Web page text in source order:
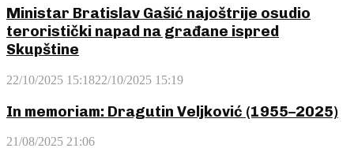
Ministar Bratislav Gašić najoštrije osudio
teroristički napad na građane ispred
Skupštine
22/10/2025 15:1822/10/2025 15:19
In memoriam: Dragutin Veljković (1955–2025)
21/08/2025 21:06